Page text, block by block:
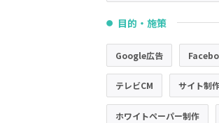
● 目的・施策
Google広告
テレビCM サイト制
ホワイトペーパー制作